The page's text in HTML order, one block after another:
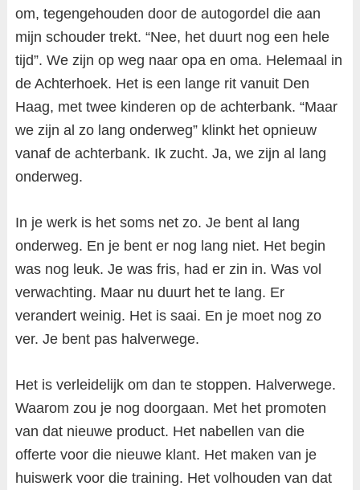
om, tegengehouden door de autogordel die aan
mijn schouder trekt. “Nee, het duurt nog een hele
tijd”. We zijn op weg naar opa en oma. Helemaal in
de Achterhoek. Het is een lange rit vanuit Den
Haag, met twee kinderen op de achterbank. “Maar
we zijn al zo lang onderweg” klinkt het opnieuw
vanaf de achterbank. Ik zucht. Ja, we zijn al lang
onderweg.
In je werk is het soms net zo. Je bent al lang
onderweg. En je bent er nog lang niet. Het begin
was nog leuk. Je was fris, had er zin in. Was vol
verwachting. Maar nu duurt het te lang. Er
verandert weinig. Het is saai. En je moet nog zo
ver. Je bent pas halverwege.
Het is verleidelijk om dan te stoppen. Halverwege.
Waarom zou je nog doorgaan. Met het promoten
van dat nieuwe product. Het nabellen van die
offerte voor die nieuwe klant. Het maken van je
huiswerk voor die training. Het volhouden van dat